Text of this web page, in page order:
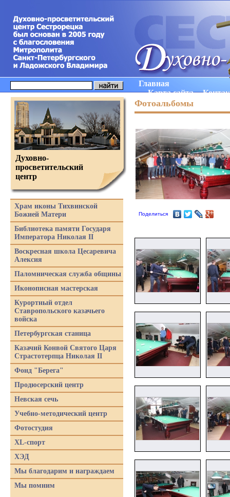
Главная
Карта сайта
Фотоальбомы
Поделиться
Духовно-
просветительский
центр
Храм иконы Тихвинской
Божией Матери
Библиотека памяти Государя
Императора Николая II
Воскресная школа Цесаревича
Алексия
Паломническая служба общины
Иконописная мастерская
Курортный отдел
Ставропольского казачьего
войска
Петербургская станица
Казачий Конвой Святого Царя
Страстотерпца Николая II
Фонд "Берега"
Продюсерский центр
Невская сечь
Учебно-методический центр
Фотостудия
XL-спорт
ХЭД
Мы благодарим и награждаем
Мы помним